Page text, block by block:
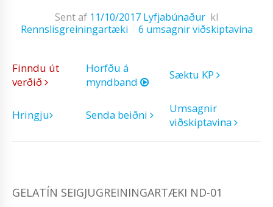
Sent af 11/10/2017 Lyfjabúnaður kl
Rennslisgreiningartæki
6 umsagnir viðskiptavina
Finndu út
verðið
Horfðu á
myndband
Sæktu KP
Hringju Senda beiðni
Umsagnir
viðskiptavina
GELATÍN SEIGJUGREININGARTÆKI ND-01